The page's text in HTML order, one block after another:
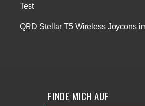
Test
QRD Stellar T5 Wireless Joycons
FINDE MICH AUF